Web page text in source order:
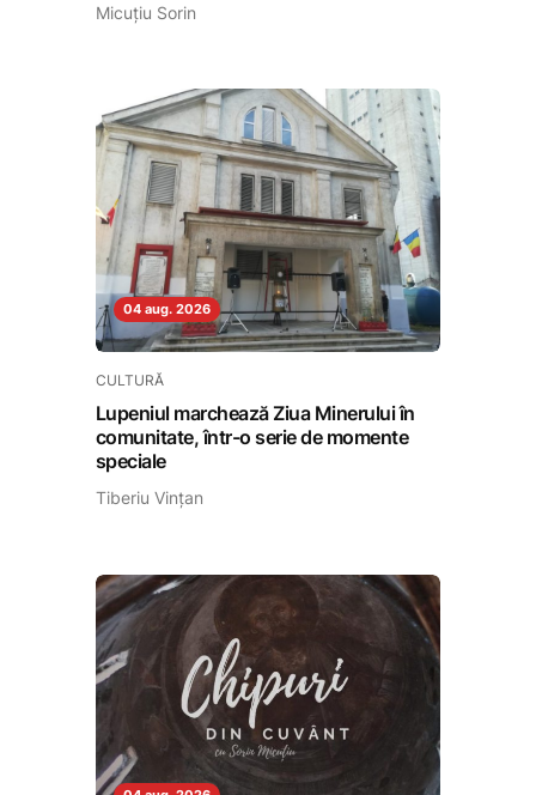
Micuțiu Sorin
04 aug. 2026
CULTURĂ
Lupeniul marchează Ziua Minerului în
comunitate, într-o serie de momente
speciale
Tiberiu Vințan